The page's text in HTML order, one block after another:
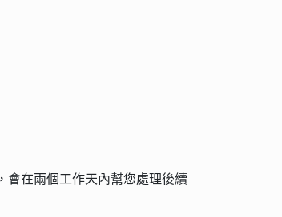
會在兩個工作天內幫您處理後續